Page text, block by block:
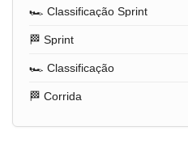
🏎️ Classificação Sprint
🏁 Sprint
🏎️ Classificação
🏁 Corrida